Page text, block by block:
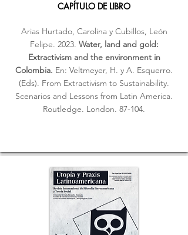
CAPÍTULO DE LIBRO
Arias Hurtado, Carolina y Cubillos, León
Felipe. 2023. Water, land and gold:
Extractivism and the environment in
Colombia. En: Veltmeyer, H. y A. Esquerro.
(Eds). From Extractivism to Sustainability.
Scenarios and Lessons from Latin America.
Routledge. London. 87-104.